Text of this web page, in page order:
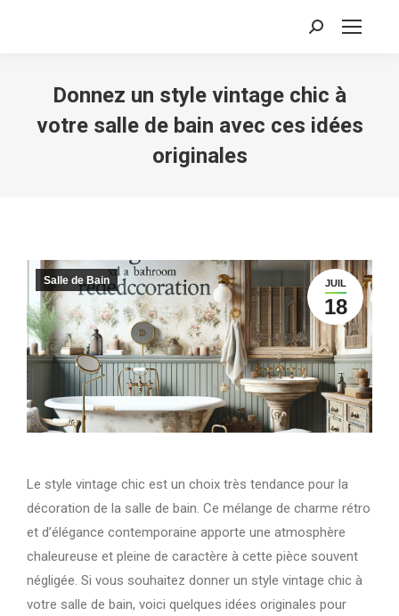
Recherche
Donnez un style vintage chic à
votre salle de bain avec ces idées
originales
JUIL
18
Salle de Bain
Le style vintage chic est un choix très tendance pour la
décoration de la salle de bain. Ce mélange de charme rétro
et d’élégance contemporaine apporte une atmosphère
chaleureuse et pleine de caractère à cette pièce souvent
négligée. Si vous souhaitez donner un style vintage chic à
votre salle de bain, voici quelques idées originales pour